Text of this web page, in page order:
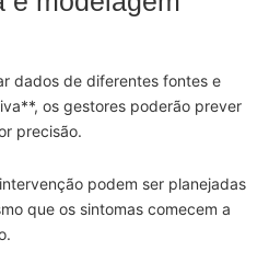
dados de diferentes fontes e
os gestores poderão prever
precisão.
podem ser planejadas
que os sintomas comecem a